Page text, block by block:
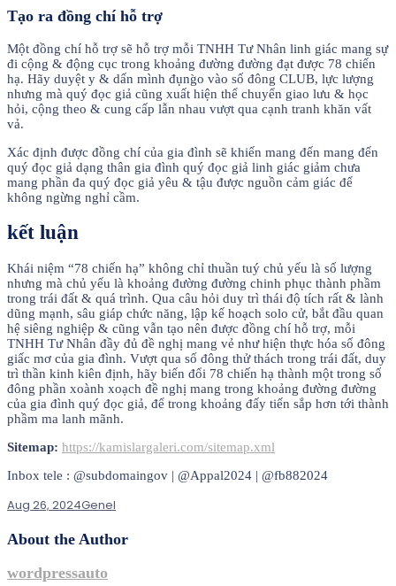
Tạo ra đồng chí hỗ trợ
Một đồng chí hỗ trợ sẽ hỗ trợ mỗi TNHH Tư Nhân linh giác mang sự
đi cộng & động cục trong khoảng đường đường đạt được 78 chiến
hạ. Hãy duyệt y & dấn mình đụng̀o vào số đông CLUB, lực lượng
nhưng mà quý đọc giả cũng xuất hiện thể chuyển giao lưu & học
hỏi, cộng theo & cung cấp lẫn nhau vượt qua cạnh tranh khăn vất
vả.
Xác định được đồng chí của gia đình sẽ khiến mang đến mang đến
quý đọc giả dạng thân gia đình quý đọc giả linh giác giảm chưa
mang phần đa quý đọc giả yêu & tậu được nguồn cảm giác để
không ngừng nghỉ cầm.
kết luận
Khái niệm “78 chiến hạ” không chỉ thuần tuý chủ yếu là số lượng
nhưng mà chủ yếu là khoảng đường đường chinh phục thành phầm
trong trái đất & quá trình. Qua câu hỏi duy trì thái độ tích rất & lành
dũng mạnh, sâu giáp chức năng, lập kế hoạch solo cử, bắt đầu quan
hệ siêng nghiệp & cũng vẫn tạo nên được đồng chí hỗ trợ, mỗi
TNHH Tư Nhân đầy đủ đề nghị mang vẻ như hiện thực hóa số đông
giấc mơ của gia đình. Vượt qua số đông thử thách trong trái đất, duy
trì thần kinh kiên định, hãy biến đổi 78 chiến hạ thành một trong số
đông phần xoành xoạch đề nghị mang trong khoảng đường đường
của gia đình quý đọc giả, để trong khoảng đấy tiến sắp hơn tới thành
phầm ma lanh mãnh.
Sitemap: https://kamislargaleri.com/sitemap.xml
Inbox tele : @subdomaingov | @Appal2024 | @fb882024
Aug 26, 2024Genel
About the Author
wordpressauto